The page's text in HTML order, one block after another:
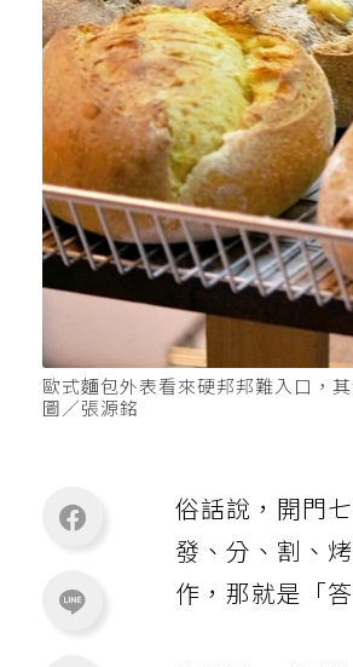
歐式麵包外表看來硬邦邦難入口，
圖／張源銘
俗話說，開門
發、分、割、
作，那就是「